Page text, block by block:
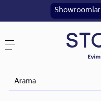
Showroomlar